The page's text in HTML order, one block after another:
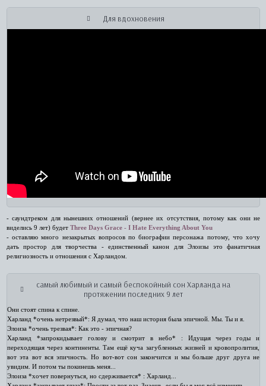
Для вдохновения
- саундтреком для нынешних отношений (вернее их отсутствия, потому как они не
виделись 9 лет) будет Three Days Grace - I Hate Everything About You
- оставляю много незакрытых вопросов по биографии персонажа потому, что хочу
дать простор для творчества - единственный канон для Элоизы это фанатичная
религиозность и отношения с Харландом.
самый любимый и самый беспокойный сон Харланда на
протяжении последних 9 лет
Они стоят спина к спине.
Харланд *очень нетрезвый*: Я думал, что наш история была эпичной. Мы. Ты и я.
Элоиза *очень трезвая*: Как это - эпичная?
Харланд *запрокидывает голову и смотрит в небо* : Идущая через годы и
переходящая через континенты. Там ещё куча загубленных жизней и кровопролития,
вот эта вот вся эпичность. Но вот-вот сон закончится и мы больше друг друга не
увидим. И потом ты покинешь меня...
Элоиза *хочет повернуться, но сдерживается* : Харланд...